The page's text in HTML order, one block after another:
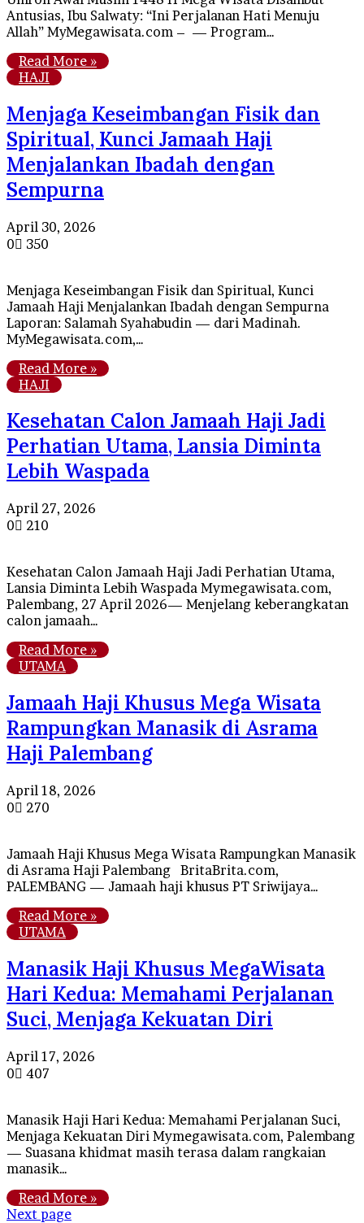
Antusias, Ibu Salwaty: “Ini Perjalanan Hati Menuju
Allah” MyMegawisata.com – — Program…
Read More »
HAJI
Menjaga Keseimbangan Fisik dan
Spiritual, Kunci Jamaah Haji
Menjalankan Ibadah dengan
Sempurna
April 30, 2026
0
350
Menjaga Keseimbangan Fisik dan Spiritual, Kunci
Jamaah Haji Menjalankan Ibadah dengan Sempurna
Laporan: Salamah Syahabudin — dari Madinah.
MyMegawisata.com,…
Read More »
HAJI
Kesehatan Calon Jamaah Haji Jadi
Perhatian Utama, Lansia Diminta
Lebih Waspada
April 27, 2026
0
210
Kesehatan Calon Jamaah Haji Jadi Perhatian Utama,
Lansia Diminta Lebih Waspada Mymegawisata.com,
Palembang, 27 April 2026— Menjelang keberangkatan
calon jamaah…
Read More »
UTAMA
Jamaah Haji Khusus Mega Wisata
Rampungkan Manasik di Asrama
Haji Palembang
April 18, 2026
0
270
Jamaah Haji Khusus Mega Wisata Rampungkan Manasik
di Asrama Haji Palembang BritaBrita.com,
PALEMBANG — Jamaah haji khusus PT Sriwijaya…
Read More »
UTAMA
Manasik Haji Khusus MegaWisata
Hari Kedua: Memahami Perjalanan
Suci, Menjaga Kekuatan Diri
April 17, 2026
0
407
Manasik Haji Hari Kedua: Memahami Perjalanan Suci,
Menjaga Kekuatan Diri Mymegawisata.com, Palembang
— Suasana khidmat masih terasa dalam rangkaian
manasik…
Read More »
Next page